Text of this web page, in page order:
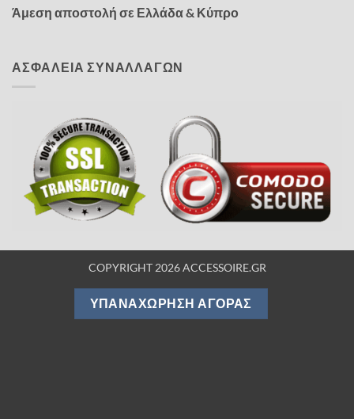
Άμεση αποστολή σε Ελλάδα & Κύπρο
ΑΣΦΑΛΕΙΑ ΣΥΝΑΛΛΑΓΩΝ
COPYRIGHT 2026 ACCESSOIRE.GR
ΥΠΑΝΑΧΏΡΗΣΗ ΑΓΟΡΆΣ